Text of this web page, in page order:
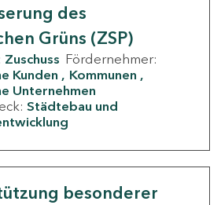
des
Grüns (ZSP)
Zuschuss Fördernehmer:
Kunden
Kommunen
Unternehmen
Städtebau und
besonderer